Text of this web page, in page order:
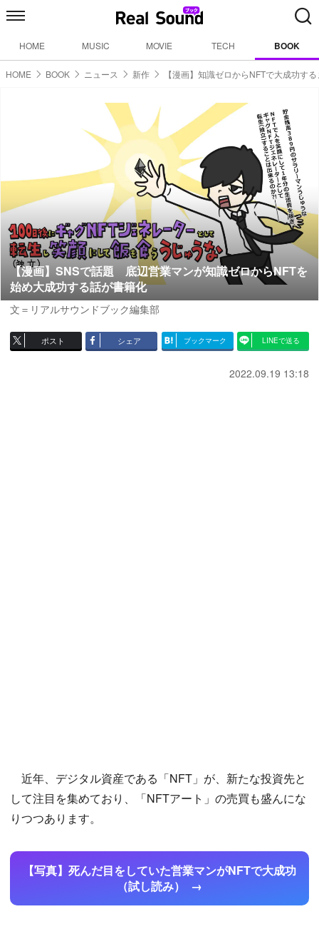
HOME MUSIC MOVIE TECH BOOK
HOME BOOK ニュース 新作 【漫画】知識ゼロからNFTで大成功す
【漫画】SNSで話題 底辺営業マンが知識ゼロからNFTを
始め大成功する話が書籍化
文＝リアルサウンドブック編集部
ポスト シェア ブックマーク LINEで送る
2022.09.19 13:18
近年、デジタル資産である「NFT」が、新たな投資先と
して注目を集めており、「NFTアート」の売買も盛んにな
りつつあります。
【写真】死んだ目をしていた営業マンがNFTで大成功
（試し読み）